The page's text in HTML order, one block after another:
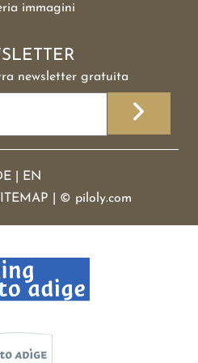
immagini
newsletter gratuita
|
EN
© piloly.com